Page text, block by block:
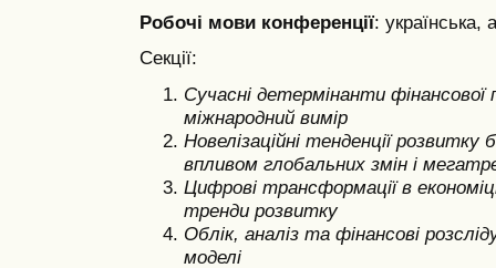
Робочі мови конференції: українська,
Секції:
Сучасні детермінанти
міжнародний вимір
Новелізаційні тенденції розвитку
впливом глобальних змін і
Цифрові трансформації в
тренди розвитку
Облік, аналіз та фінансові
моделі